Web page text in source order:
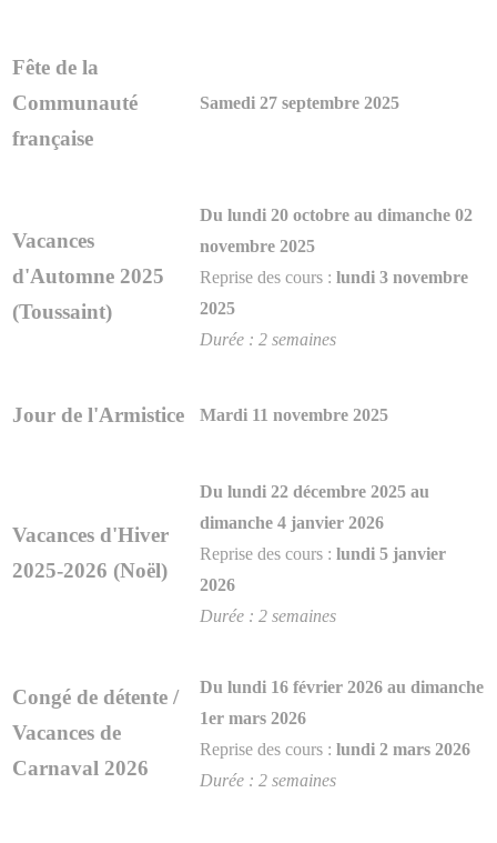
Fête de la
Communauté
française
Samedi 27 septembre 2025
Vacances
d'Automne 2025
(Toussaint)
Du lundi 20 octobre au dimanche 02
novembre 2025
Reprise des cours : lundi 3 novembre
2025
Durée : 2 semaines
Jour de l'Armistice Mardi 11 novembre 2025
Vacances d'Hiver
2025-2026 (Noël)
Du lundi 22 décembre 2025 au
dimanche 4 janvier 2026
Reprise des cours : lundi 5 janvier
2026
Durée : 2 semaines
Congé de détente /
Vacances de
Carnaval 2026
Du lundi 16 février 2026 au dimanche
1er mars 2026
Reprise des cours : lundi 2 mars 2026
Durée : 2 semaines